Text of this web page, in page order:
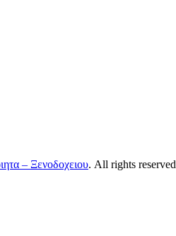
– Ξενοδοχειου. All rights reserved